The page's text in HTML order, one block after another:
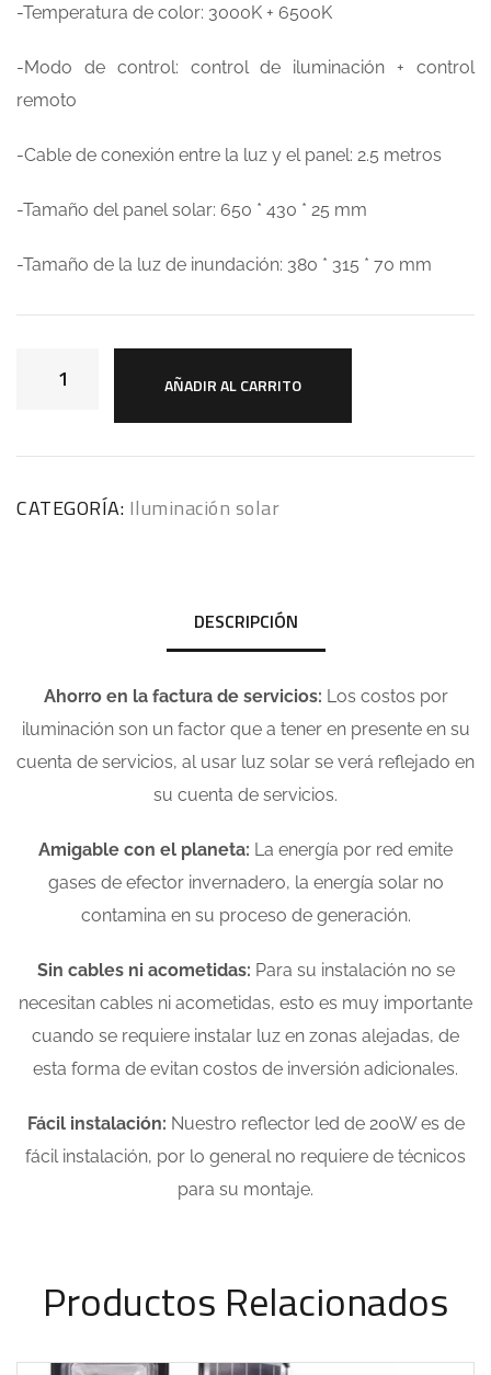
-Temperatura de color: 3000K + 6500K
-Modo de control: control de iluminación + control
remoto
-Cable de conexión entre la luz y el panel: 2.5 metros
-Tamaño del panel solar: 650 * 430 * 25 mm
-Tamaño de la luz de inundación: 380 * 315 * 70 mm
AÑADIR AL CARRITO
CATEGORÍA: Iluminación solar
DESCRIPCIÓN
Ahorro en la factura de servicios: Los costos por
iluminación son un factor que a tener en presente en su
cuenta de servicios, al usar luz solar se verá reflejado en
su cuenta de servicios.
Amigable con el planeta: La energía por red emite
gases de efector invernadero, la energía solar no
contamina en su proceso de generación.
Sin cables ni acometidas: Para su instalación no se
necesitan cables ni acometidas, esto es muy importante
cuando se requiere instalar luz en zonas alejadas, de
esta forma de evitan costos de inversión adicionales.
Fácil instalación: Nuestro reflector led de 200W es de
fácil instalación, por lo general no requiere de técnicos
para su montaje.
Productos Relacionados